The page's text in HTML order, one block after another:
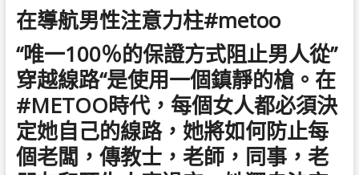
在導航男性注意力柱#metoo
“唯一100％的保證方式阻止男人從”
穿越線路“是使用一個鎮靜的槍。在
#METOO時代，每個女人都必須決
定她自己的線路，她將如何防止每
個老闆，傳教士，老師，同事，老